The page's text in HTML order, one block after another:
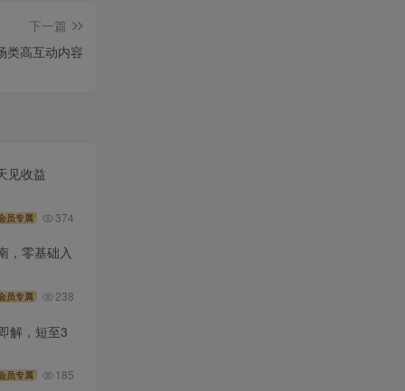
下一篇
类高互动内容
见收益
员专属 374
，零基础入
员专属 238
解，短至3
员专属 185